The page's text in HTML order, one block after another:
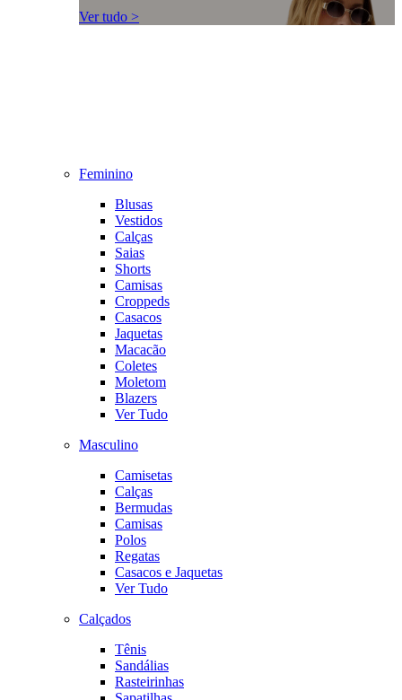
Ver tudo >
Feminino
Blusas
Vestidos
Calças
Saias
Shorts
Camisas
Croppeds
Casacos
Jaquetas
Macacão
Coletes
Moletom
Blazers
Ver Tudo
Masculino
Camisetas
Calças
Bermudas
Camisas
Polos
Regatas
Casacos e Jaquetas
Ver Tudo
Calçados
Tênis
Sandálias
Rasteirinhas